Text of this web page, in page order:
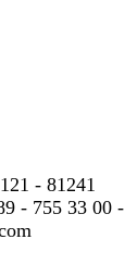
- 81241
- 755 33 00 -